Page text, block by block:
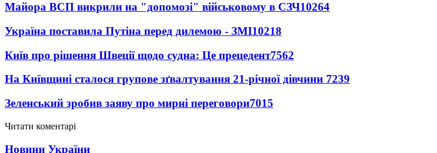
Майора ВСП викрили на "допомозі" військовому в СЗЧ10264
Україна поставила Путіна перед дилемою - ЗМІ10218
Київ про рішення Швеції щодо судна: Це прецедент7562
На Київщині сталося групове зґвалтування 21-річної дівчини 7239
Зеленський зробив заяву про мирні переговори7015
Читати коментарі
Новини України